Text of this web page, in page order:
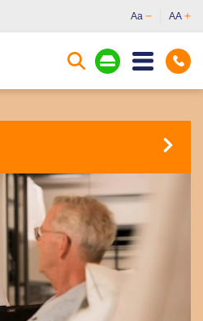
Aa AA